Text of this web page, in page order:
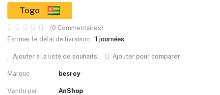
Togo
(0 Commentaires)
Estimer le délai de livraison: 1 journées
Ajouter à la liste de souhaits Ajouter pour comparer
Marque besrey
Vendu par
AnShop